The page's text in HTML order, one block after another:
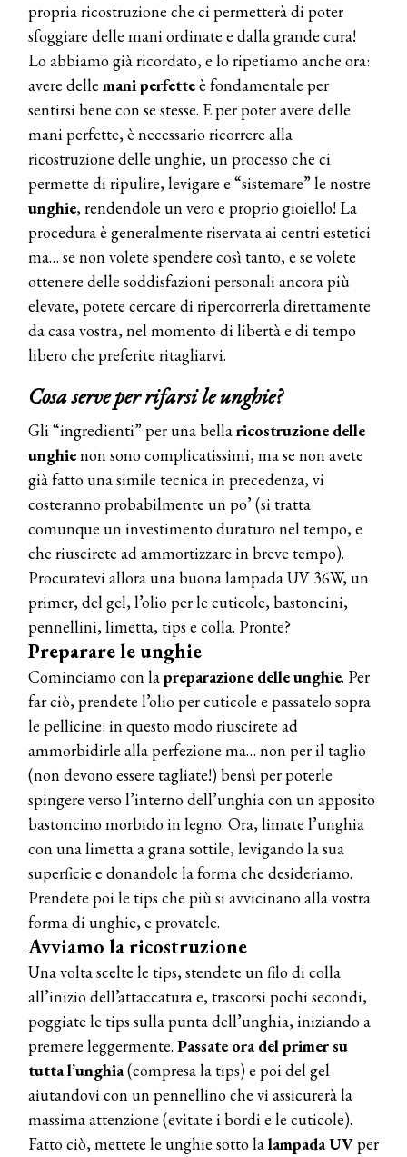
propria ricostruzione che ci permetterà di poter
sfoggiare delle mani ordinate e dalla grande cura!
Lo abbiamo già ricordato, e lo ripetiamo anche ora:
avere delle mani perfetteè fondamentale per
sentirsi bene con se stesse. E per poter avere delle
mani perfette, è necessario ricorrere alla
ricostruzione delle unghie, un processo che ci
permette di ripulire, levigare e “sistemare” le nostre
unghie, rendendole un vero e proprio gioiello! La
procedura è generalmente riservata ai centri estetici
ma… se non volete spendere così tanto, e se volete
ottenere delle soddisfazioni personali ancora più
elevate, potete cercare di ripercorrerla direttamente
da casa vostra, nel momento di libertà e di tempo
libero che preferite ritagliarvi.
Cosa serve per rifarsi le unghie?
Gli “ingredienti” per una bellaricostruzione delle
unghienon sono complicatissimi, ma se non avete
già fatto una simile tecnica in precedenza, vi
costeranno probabilmente un po’ (si tratta
comunque un investimento duraturo nel tempo, e
che riuscirete ad ammortizzare in breve tempo).
Procuratevi allora una buona lampada UV 36W, un
primer, del gel, l’olio per le cuticole, bastoncini,
pennellini, limetta, tips e colla. Pronte?
Preparare le unghie
Cominciamo con lapreparazione delle unghie. Per
far ciò, prendete l’olio per cuticole e passatelo sopra
le pellicine: in questo modo riuscirete ad
ammorbidirle alla perfezione ma… non per il taglio
(non devono essere tagliate!) bensì per poterle
spingere verso l’interno dell’unghia con un apposito
bastoncino morbido in legno. Ora, limate l’unghia
con una limetta a grana sottile, levigando la sua
superficie e donandole la forma che desideriamo.
Prendete poi le tips che più si avvicinano alla vostra
forma di unghie, e provatele.
Avviamo la ricostruzione
Una volta scelte le tips, stendete un filo di colla
all’inizio dell’attaccatura e, trascorsi pochi secondi,
poggiate le tips sulla punta dell’unghia, iniziando a
premere leggermente. Passate ora del primer su
tutta l’unghia(compresa la tips) e poi del gel
aiutandovi con un pennellino che vi assicurerà la
massima attenzione (evitate i bordi e le cuticole).
Fatto ciò, mettete le unghie sotto lalampada UVper